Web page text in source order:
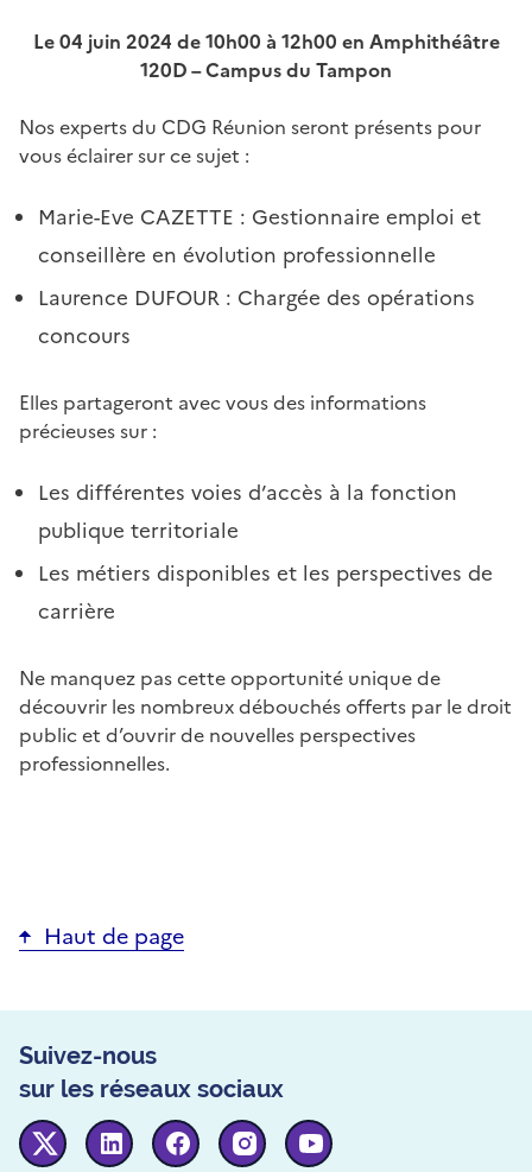
Le 04 juin 2024 de 10h00 à 12h00 en Amphithéâtre
120D – Campus du Tampon
Nos experts du CDG Réunion seront présents pour
vous éclairer sur ce sujet :
Marie-Eve CAZETTE : Gestionnaire emploi et
conseillère en évolution professionnelle
Laurence DUFOUR : Chargée des opérations
concours
Elles partageront avec vous des informations
précieuses sur :
Les différentes voies d’accès à la fonction
publique territoriale
Les métiers disponibles et les perspectives de
carrière
Ne manquez pas cette opportunité unique de
découvrir les nombreux débouchés offerts par le droit
public et d’ouvrir de nouvelles perspectives
professionnelles.
Haut de page
Suivez-nous
sur les réseaux sociaux
Twitter Linkedin FacebookInstagram